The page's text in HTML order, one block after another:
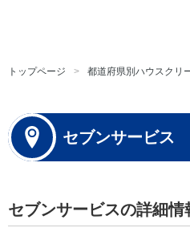
トップページ 都道府県別ハウスクリ
セブンサービス
セブンサービスの詳細情